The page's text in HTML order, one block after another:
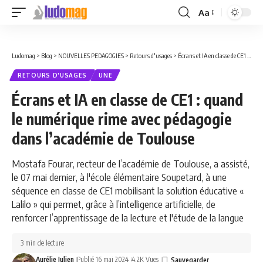
Font
Aa
Ludomag > Blog > NOUVELLES PEDAGOGIES > Retours d'usages > Écrans et IA en classe de CE1 : quand le numérique rime avec pédagogie dans l’académie de Toulouse
RETOURS D'USAGES UNE
Écrans et IA en classe de CE1 : quand
le numérique rime avec pédagogie
dans l’académie de Toulouse
Mostafa Fourar, recteur de l’académie de Toulouse, a assisté,
le 07 mai dernier, à l'école élémentaire Soupetard, à une
séquence en classe de CE1 mobilisant la solution éducative «
Lalilo » qui permet, grâce à l’intelligence artificielle, de
renforcer l’apprentissage de la lecture et l'étude de la langue
Aurélie Julien Publié 16 mai 2024 4.2K Vues
3 min de lecture